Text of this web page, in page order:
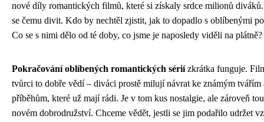
nové díly romantických filmů, které si získaly srdce milionů
se čemu divit. Kdo by nechtěl zjistit, jak to dopadlo s oblíbenými
Co se s nimi dělo od té doby, co jsme je naposledy viděli na plátně?
Pokračování oblíbených romantických sériízkrátka funguje.
tvůrci to dobře vědí – diváci prostě milují návrat ke známým tvářím
příběhům, které už mají rádi. Je v tom kus nostalgie, ale zároveň
novém dobrodružství. Chceme vědět, jestli se jim podařilo udržet